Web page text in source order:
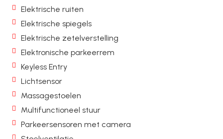
Elektrische ruiten
Elektrische spiegels
Elektrische zetelverstelling
Elektronische parkeerrem
Keyless Entry
Lichtsensor
Massagestoelen
Multifunctioneel stuur
Parkeersensoren met camera